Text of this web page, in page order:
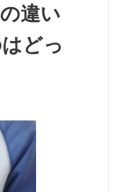
違い
どっ